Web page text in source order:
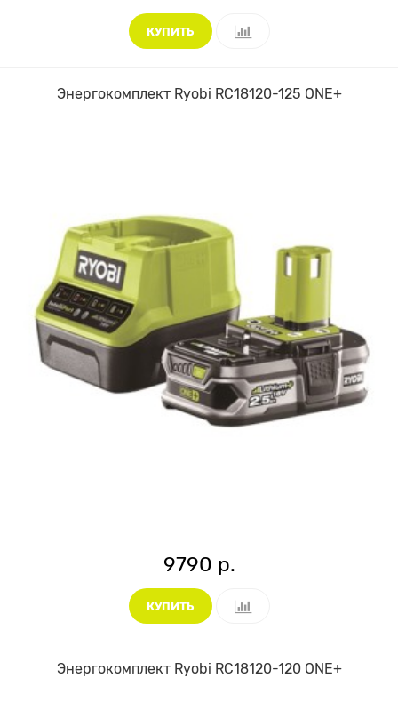
КУПИТЬ
Энергокомплект Ryobi RC18120-125 ONE+
9790 р.
КУПИТЬ
Энергокомплект Ryobi RC18120-120 ONE+